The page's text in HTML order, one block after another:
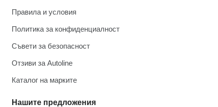
Правила и условия
Политика за конфиденциалност
Съвети за безопасност
Отзиви за Autoline
Каталог на марките
Нашите предложения